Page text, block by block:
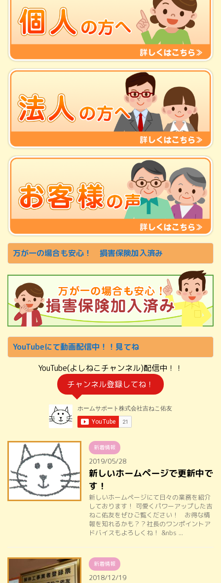
万が一の場合も安心！ 損害保険加入済み
YouTubeにて動画配信中！！見てね
YouTube(よしねこチャンネル)配信中！！
チャンネル登録してね！
新着情報
2019/05/28
新しいホームページで更新中で
す！
新しいホームページにて日々の業務を紹介
しております！ 可愛くパワーアップした吉
ねこ佑友をぜひご覧ください！ お得な情
報を知れるかも？？社長のワンポイントア
ドバイスもよろしくね！ &nbs ...
新着情報
2018/12/19